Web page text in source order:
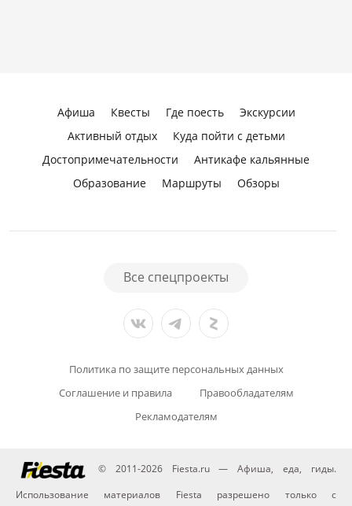
Афиша Квесты Где поесть
Экскурсии
Активный отдых
Куда пойти с детьми
Достопримечательности
Антикафе кальянные
Образование
Маршруты Обзоры
Все спецпроекты
Политика по защите персональных данных
Соглашение и правила
Правообладателям
Рекламодателям
© 2011-2026 Fiesta.ru — Афиша, еда, гиды.
Использование материалов Fiesta разрешено только с